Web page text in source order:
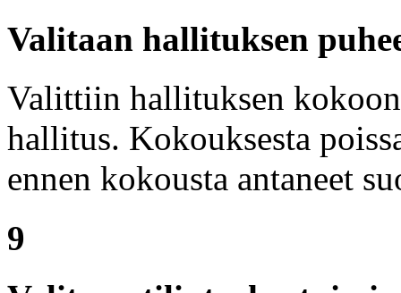
Valitaan hallituksen
Valittiin hallituksen
hallitus. Kokouksesta
ennen kokousta antaneet
9